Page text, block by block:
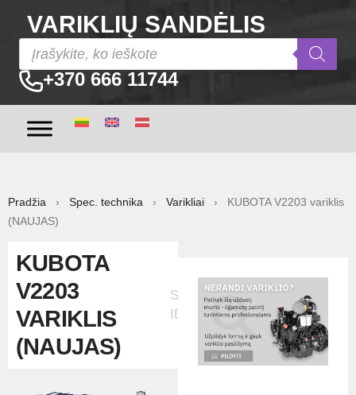
VARIKLIŲ SANDĖLIS
+370 666 11744
Pradžia › Spec. technika › Varikliai › KUBOTA V2203 variklis
(NAUJAS)
KUBOTA
V2203
VARIKLIS
(NAUJAS)
Skelbimo
ID:504